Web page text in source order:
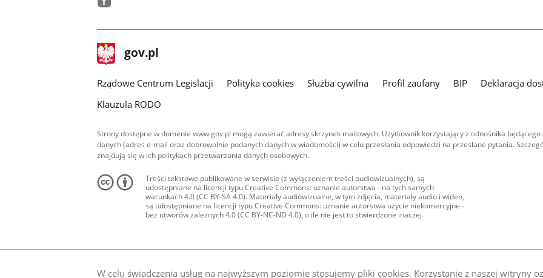
W celu świadczenia usług na najwyższym poziomie stosujemy pliki cookies. Korzystanie z naszej witryny
stopka
gov.pl Strona
gov.pl
Rządowe Centrum Legislacji Polityka cookies Służba cywilna Profil zaufany BIP
Deklaracja
Klauzula RODO
Strony dostępne w domenie www.gov.pl mogą zawierać adresy skrzynek mailowych. Użytkownik korzystający z odnośnika
danych (adres e-mail oraz dobrowolnie podanych danych w wiadomości) w celu przesłania odpowiedzi na przesłane pytania.
znajdują się w ich politykach przetwarzania danych osobowych.
Treści tekstowe publikowane w serwisie (z wyłączeniem treści audiowizualnych), są
udostępniane na licencji typu Creative Commons: uznanie autorstwa - na tych samych
warunkach 4.0 (CC BY-SA 4.0). Materiały audiowizualne, w tym zdjęcia, materiały audio i wideo,
są udostępniane na licencji typu Creative Commons: uznanie autorstwa użycie niekomercyjne -
bez utworów zależnych 4.0 (CC BY-NC-ND 4.0), o ile nie jest to stwierdzone inaczej.